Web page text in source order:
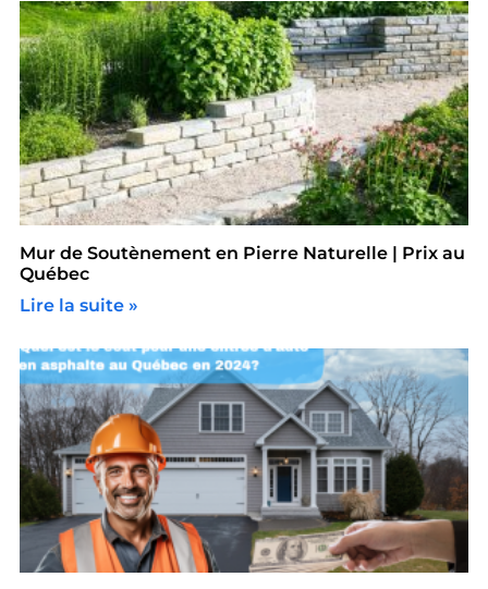
Mur de Soutènement en Pierre Naturelle | Prix au
Québec
Lire la suite »